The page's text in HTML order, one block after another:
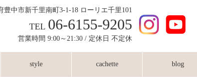
style cachette blog
豊中市新千里南町3-1-18 ローリエ千里101
TEL 06-6155-9205
営業時間 9:00～21:30 / 定休日 不定休